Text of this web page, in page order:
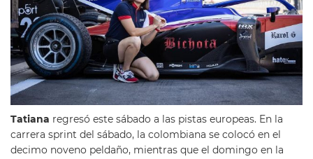
Tatiana regresó este sábado a las pistas europeas. En la
carrera sprint del sábado, la colombiana se colocó en el
decimo noveno peldaño, mientras que el domingo en la